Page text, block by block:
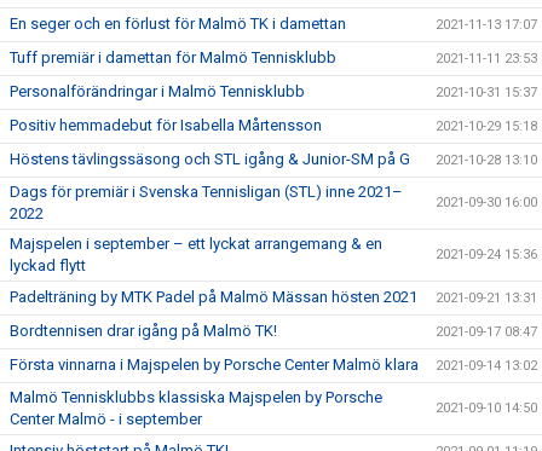
En seger och en förlust för Malmö TK i damettan 2021-11-13 17:07
Tuff premiär i damettan för Malmö Tennisklubb 2021-11-11 23:53
Personalförändringar i Malmö Tennisklubb 2021-10-31 15:37
Positiv hemmadebut för Isabella Mårtensson 2021-10-29 15:18
Höstens tävlingssäsong och STL igång & Junior-SM på G 2021-10-28 13:10
Dags för premiär i Svenska Tennisligan (STL) inne 2021–
2022
2021-09-30 16:00
Majspelen i september – ett lyckat arrangemang & en
lyckad flytt
2021-09-24 15:36
Padelträning by MTK Padel på Malmö Mässan hösten 2021 2021-09-21 13:31
Bordtennisen drar igång på Malmö TK! 2021-09-17 08:47
Första vinnarna i Majspelen by Porsche Center Malmö klara 2021-09-14 13:02
Malmö Tennisklubbs klassiska Majspelen by Porsche
Center Malmö - i september
2021-09-10 14:50